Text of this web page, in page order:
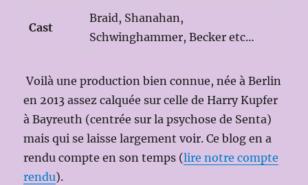
Cast
Braid, Shanahan,
Schwinghammer, Becker etc…
Voilà une production bien connue, née à Berlin
en 2013 assez calquée sur celle de Harry Kupfer
à Bayreuth (centrée sur la psychose de Senta)
mais qui se laisse largement voir. Ce blog en a
rendu compte en son temps (lire notre compte
rendu).